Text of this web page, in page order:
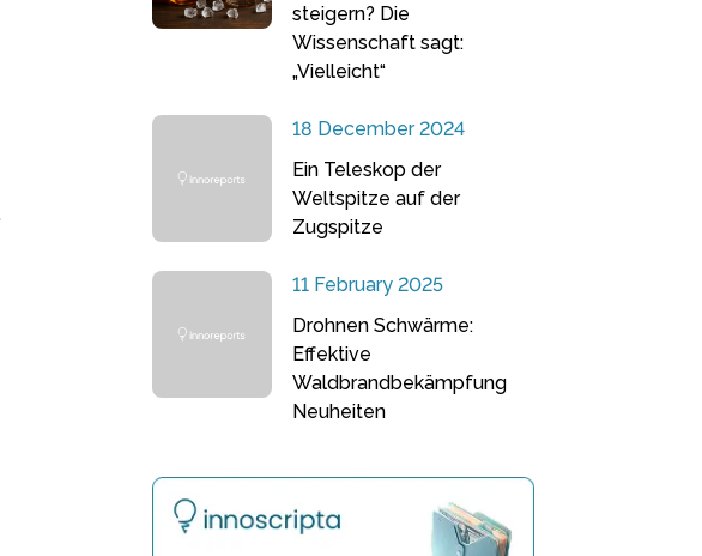
steigern? Die
Wissenschaft sagt:
„Vielleicht“
18 December 2024
Ein Teleskop der
Weltspitze auf der
Zugspitze
11 February 2025
Drohnen Schwärme:
Effektive
Waldbrandbekämpfung
Neuheiten